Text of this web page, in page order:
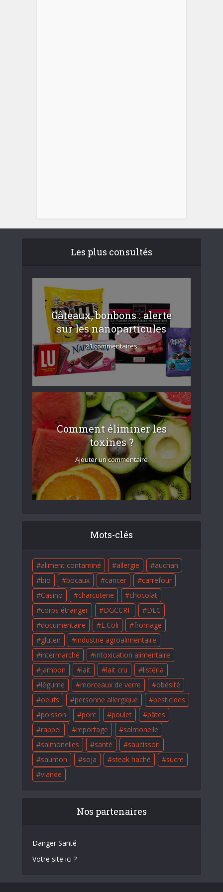
Les plus consultés
Gâteaux, bonbons : alerte
sur les nanoparticules
21 commentaires
Comment éliminer les
toxines ?
Ajouter un commentaire
Mots-clés
aliment contaminé allergie
auchan
bio
bocaux cancer
carrefour
Casino
charcuterie
chocolat
corps étranger
DGCCRF
DLC
documentaire
E.Coli
fromage
gluten
industrie agroalimentaire
intermarché
intoxication alimentaire
jambon
lait lait cru
listéria
légume
morceaux de verre
obésité
oeufs
personne allergique
pesticides
poisson
porc poulet
pâtes
rappel
reportage
salmonelle
salmonelles
santé
saucisson
saumon
soja steak haché
sucre
viande
Nos partenaires
Danger Santé
Votre site ici ?